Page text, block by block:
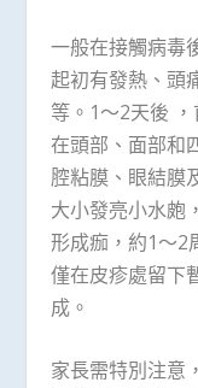
一般在接觸病毒
起初有發熱、頭
等。1～2天後
在頭部、面部和
腔粘膜、眼結膜
大小發亮小水皰
形成痂，約1～2
僅在皮疹處留下
成。
家長需特別注意